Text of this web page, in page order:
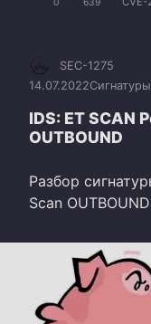
SEC-1275
14.07.2022Сигнатуры
IDS: ET SCAN
OUTBOUND
Разбор
Scan OUTBOUND